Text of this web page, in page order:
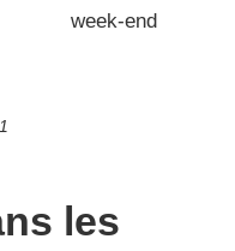
week-end
les